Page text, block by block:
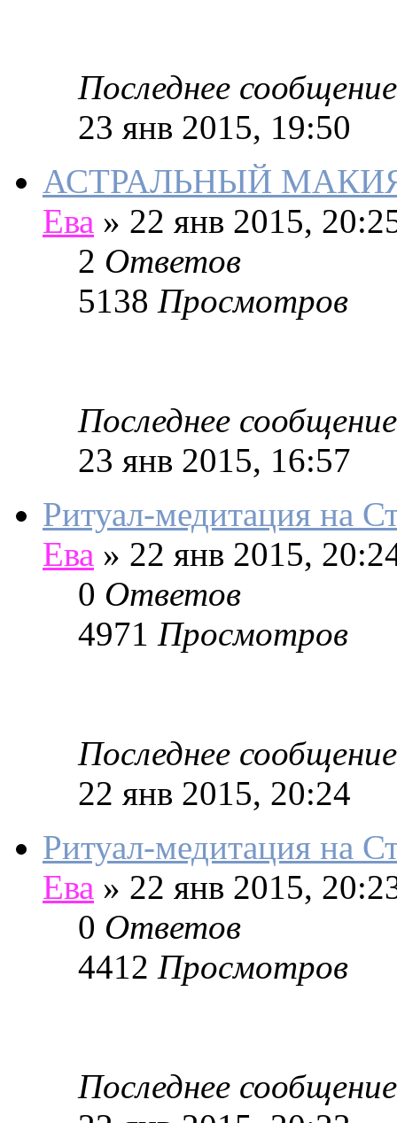
Последнее сообщение
23 янв 2015, 19:50
АСТРАЛЬНЫЙ МАКИЯЖ
Ева » 22 янв 2015,
2 Ответов
5138 Просмотров
Последнее сообщение
23 янв 2015, 16:57
Ритуал-медитация на
Ева » 22 янв 2015,
0 Ответов
4971 Просмотров
Последнее сообщение
22 янв 2015, 20:24
Ритуал-медитация на
Ева » 22 янв 2015,
0 Ответов
4412 Просмотров
Последнее сообщение